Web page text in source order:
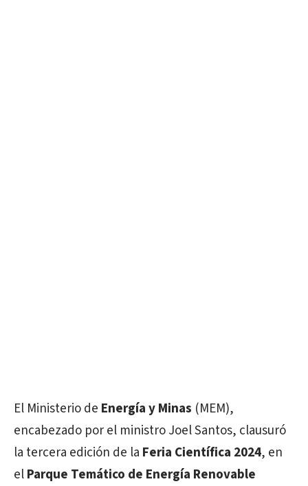
El Ministerio de Energía y Minas (MEM),
encabezado por el ministro Joel Santos, clausuró
la tercera edición de la Feria Científica 2024, en
elParque Temático de Energía Renovable